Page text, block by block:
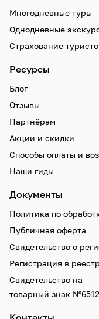
Многодневные туры
Однодневные
Страхование
Ресурсы
Блог
Отзывы
Партнёрам
Акции и скидки
Способы оплаты и
Наши гиды
Документы
Политика по
Публичная оферта
Свидетельство о
Регистрация в
Свидетельство на
товарный знак